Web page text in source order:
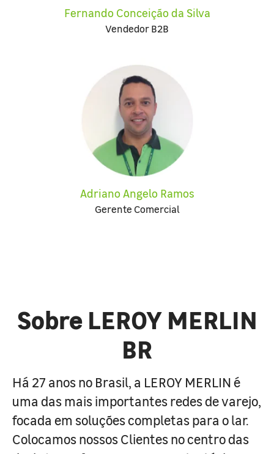
Fernando Conceição da Silva
Vendedor B2B
Adriano Angelo Ramos
Gerente Comercial
Sobre LEROY MERLIN
BR
Há 27 anos no Brasil, a LEROY MERLIN é
uma das mais importantes redes de varejo,
focada em soluções completas para o lar.
Colocamos nossos Clientes no centro das